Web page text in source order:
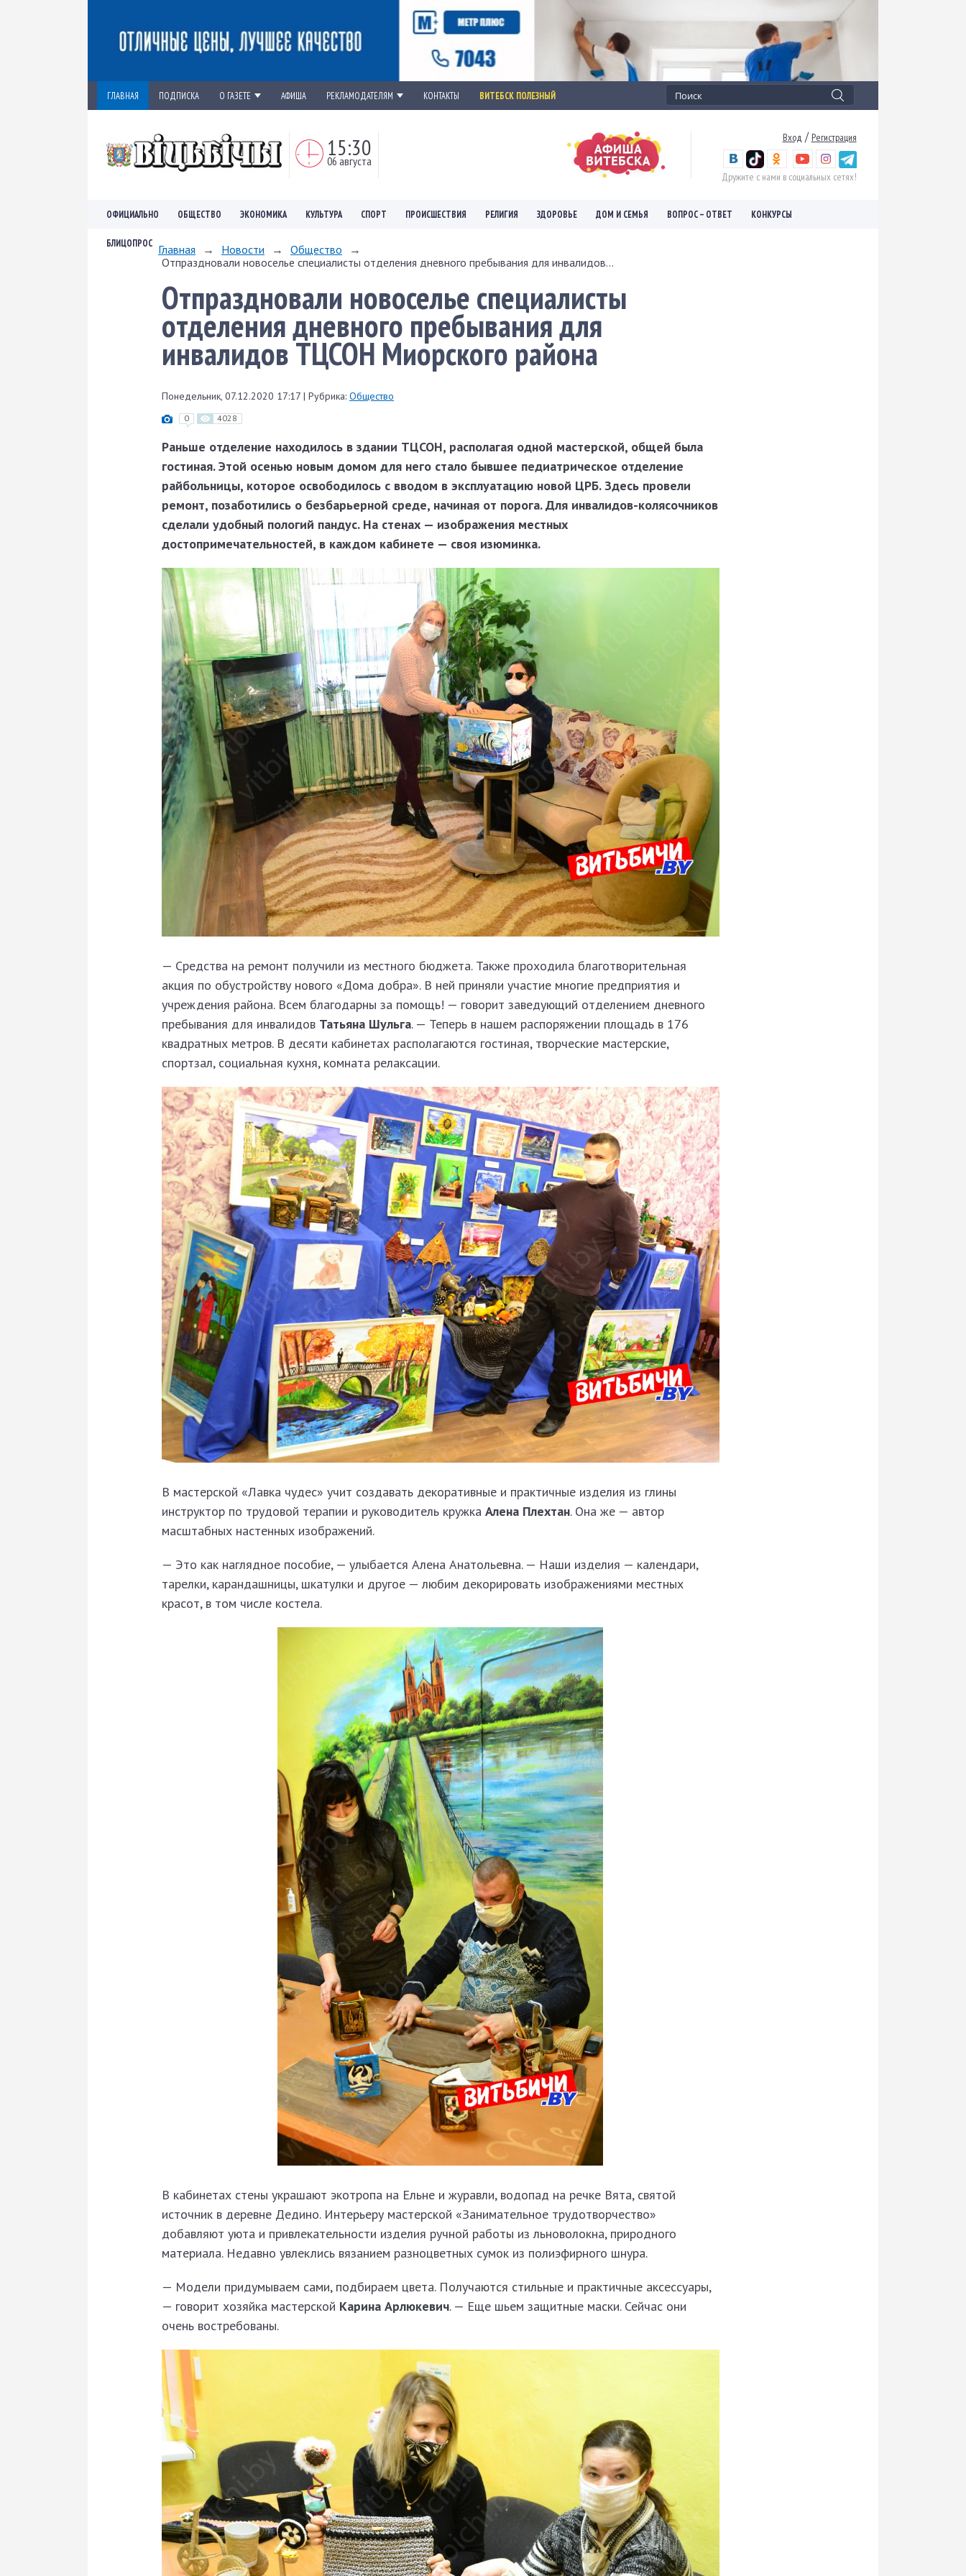
ГЛАВНАЯ ПОДПИСКА О ГАЗЕТЕ АФИША РЕКЛАМОДАТЕЛЯМ КОНТАКТЫ ВИТЕБСК ПОЛЕЗНЫЙ
15:30
06 августа
Вход / Регистрация
Дружите с нами в социальных сетях!
ОФИЦИАЛЬНО ОБЩЕСТВО ЭКОНОМИКА КУЛЬТУРА СПОРТ ПРОИСШЕСТВИЯ РЕЛИГИЯ ЗДОРОВЬЕ ДОМ И СЕМЬЯ ВОПРОС – ОТВЕТ КОНКУРСЫ
БЛИЦОПРОС Главная → Новости → Общество
→
Отпраздновали новоселье специалисты отделения дневного пребывания для инвалидов...
Отпраздновали новоселье специалисты
отделения дневного пребывания для
инвалидов ТЦСОН Миорского района
Понедельник, 07.12.2020 17:17 | Рубрика: Общество
0 4028
Раньше отделение находилось в здании ТЦСОН, располагая одной мастерской, общей была
гостиная. Этой осенью новым домом для него стало бывшее педиатрическое отделение
райбольницы, которое освободилось с вводом в эксплуатацию новой ЦРБ. Здесь провели
ремонт, позаботились о безбарьерной среде, начиная от порога. Для инвалидов-колясочников
сделали удобный пологий пандус. На стенах — изображения местных
достопримечательностей, в каждом кабинете — своя изюминка.
— Средства на ремонт получили из местного бюджета. Также проходила благотворительная
акция по обустройству нового «Дома добра». В ней приняли участие многие предприятия и
учреждения района. Всем благодарны за помощь! — говорит заведующий отделением дневного
пребывания для инвалидов Татьяна Шульга. — Теперь в нашем распоряжении площадь в 176
квадратных метров. В десяти кабинетах располагаются гостиная, творческие мастер­ские,
спортзал, социальная кухня, комната релаксации.
В мастерской «Лавка чудес» учит создавать декоративные и практичные изделия из глины
инструктор по трудовой терапии и руководитель кружка Алена Плехтан. Она же — автор
масштабных настенных изображений.
— Это как наглядное пособие, — улыбается Алена Анатольевна. — Наши изделия — календари,
тарелки, карандашницы, шкатулки и другое — любим декорировать изображениями местных
красот, в том числе костела.
В кабинетах стены украшают экотропа на Ельне и журавли, водопад на речке Вята, святой
источник в деревне Дедино. Интерьеру мастерской «Занимательное трудотворчество»
добавляют уюта и привлекательности изделия ручной работы из льноволокна, природного
материала. Недавно увлеклись вязанием разноцветных сумок из полиэфирного шнура.
— Модели придумываем сами, подбираем цвета. Получаются стильные и практичные аксессуары,
— говорит хозяйка мастерской Карина Арлюкевич. — Еще шьем защитные маски. Сейчас они
очень востребованы.